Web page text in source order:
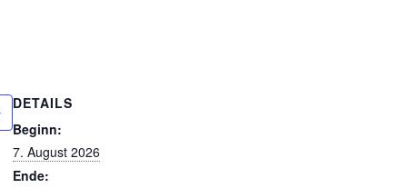
DETAILS
Beginn:
7. August 2026
Ende: